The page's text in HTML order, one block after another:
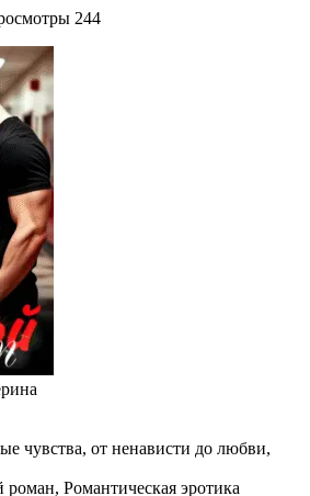
244
чувства, от ненависти до любви,
роман, Романтическая эротика